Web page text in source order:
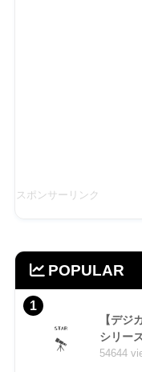
スポンサーリンク
POPULAR
1
【デジ
シリー
54644